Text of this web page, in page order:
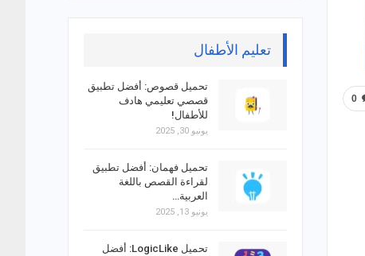
0
تعليم الأطفال
تحميل قصوص: أفضل تطبيق
قصصي تعليمي هادف
للأطفال!
يونيو 30, 2025
تحميل فهمان: أفضل تطبيق
لقراءة القصص باللغة
العربية…
يونيو 13, 2025
تحميل LogicLike: أفضل